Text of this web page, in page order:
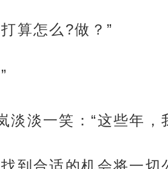
算怎么?做？”
淡淡一笑：“这些年
到合适的机会将一切